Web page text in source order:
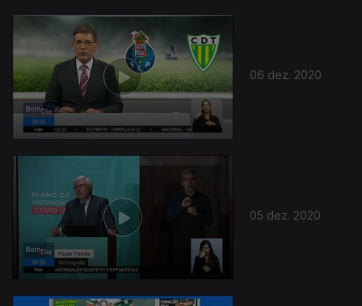
06 dez. 2020
05 dez. 2020